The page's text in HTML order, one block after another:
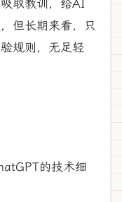
取教训，给AI
但长期来看，只
规则，无足轻
的技术细